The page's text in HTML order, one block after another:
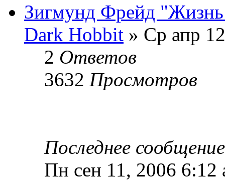
Зигмунд Фрейд "Жизнь
Dark Hobbit » Ср апр
2 Ответов
3632 Просмотров
Последнее
Пн сен 11, 2006 6:12